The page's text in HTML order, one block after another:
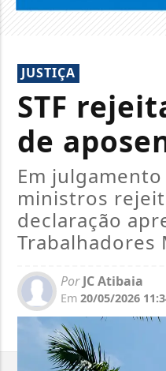
JUSTIÇA
STF
de
Em
ministros
declaração
Trabalhadores
PorJC Atibaia
Em 20/05/2026